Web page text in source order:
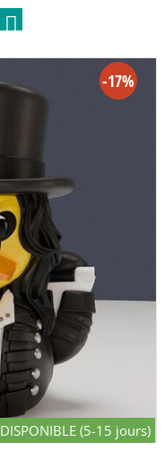
-17%
DISPONIBLE (5-15 jours)